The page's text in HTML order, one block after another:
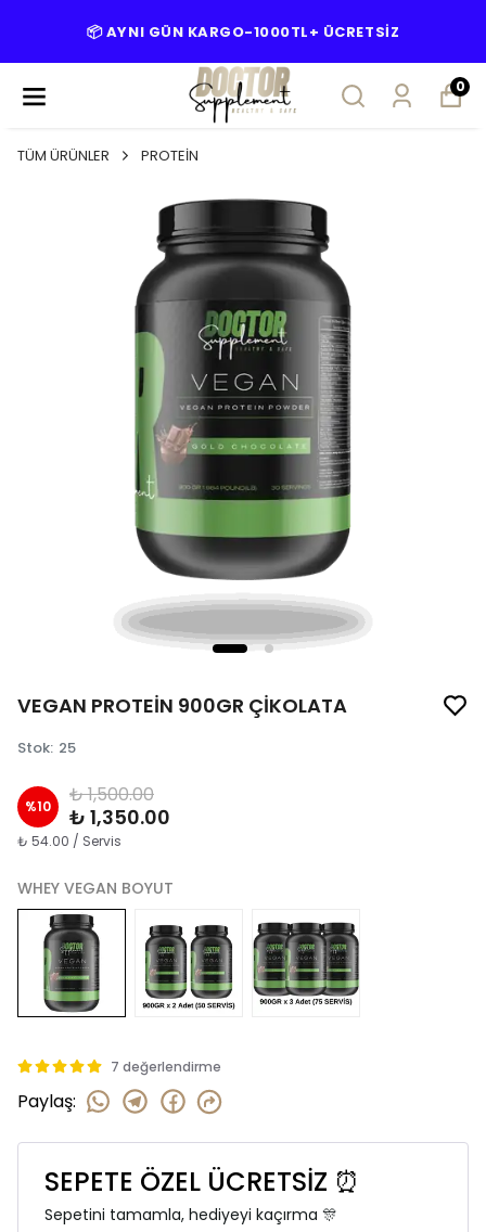
📦 AYNI GÜN KARGO-1000TL+ ÜCRETSİZ
0
TÜM ÜRÜNLER PROTEİN
VEGAN PROTEİN 900GR ÇİKOLATA
Stok: 25
%10 ₺ 1,500.00
₺ 1,350.00
₺ 54.00 / Servis
WHEY VEGAN BOYUT
7 değerlendirme
Paylaş:
SEPETE ÖZEL ÜCRETSİZ ⏰
Sepetini tamamla, hediyeyi kaçırma 🎊